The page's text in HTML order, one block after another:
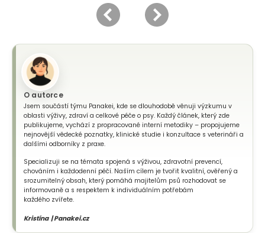
O autorce
Jsem součástí týmu Panakei, kde se dlouhodobě věnuji výzkumu v
oblasti výživy, zdraví a celkové péče o psy. Každý článek, který zde
publikujeme, vychází z propracované interní metodiky – propojujeme
nejnovější vědecké poznatky, klinické studie i konzultace s veterináři a
dalšími odborníky z praxe.
Specializuji se na témata spojená s výživou, zdravotní prevencí,
chováním i každodenní péčí. Naším cílem je tvořit kvalitní, ověřený a
srozumitelný obsah, který pomáhá majitelům psů rozhodovat se
informovaně a s respektem k individuálním potřebám
každého zvířete.
Kristína | Panakei.cz